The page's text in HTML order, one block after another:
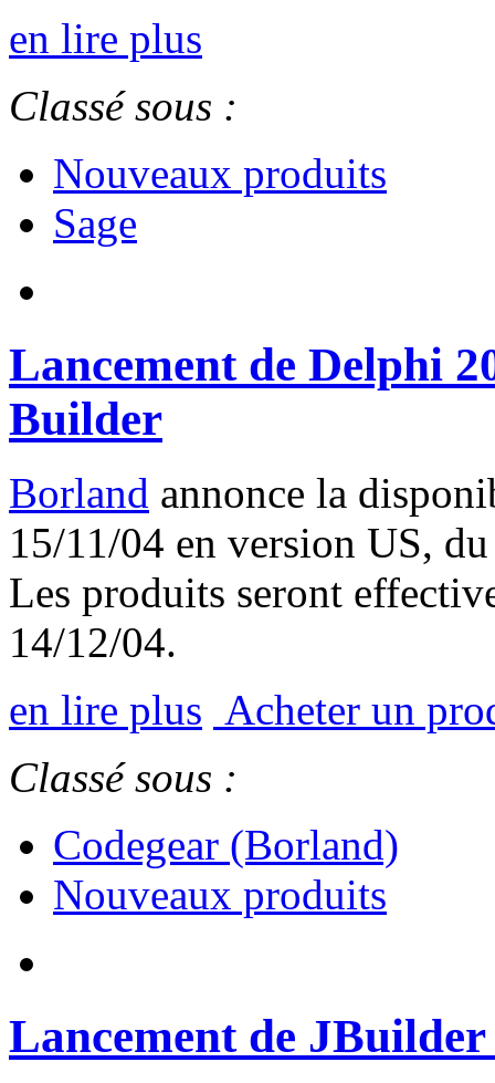
en lire plus
Classé sous :
Nouveaux produits
Sage
Lancement de Delphi
Builder
Borland annonce la
15/11/04 en version US,
Les produits seront
14/12/04.
en lire plus Acheter un
Classé sous :
Codegear (Borland)
Nouveaux produits
Lancement de JBuilder